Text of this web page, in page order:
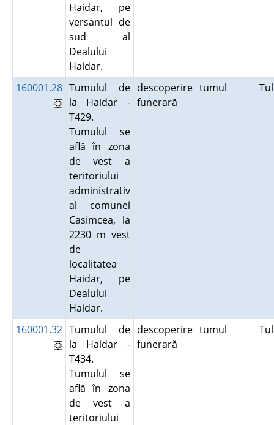
Haidar, pe
versantul de
sud al
Dealului
Haidar.
160001.28 Tumulul de
la Haidar -
T429.
Tumulul se
află în zona
de vest a
teritoriului
administrativ
al comunei
Casimcea, la
2230 m vest
de
localitatea
Haidar, pe
Dealului
Haidar.
descoperire
funerară
tumul
160001.32 Tumulul de
la Haidar -
T434.
Tumulul se
află în zona
de vest a
teritoriului
descoperire
funerară
tumul